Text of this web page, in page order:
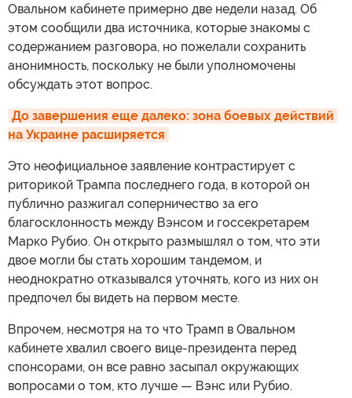
Овальном кабинете примерно две недели назад. Об
этом сообщили два источника, которые знакомы с
содержанием разговора, но пожелали сохранить
анонимность, поскольку не были уполномочены
обсуждать этот вопрос.
До завершения еще далеко: зона боевых действий
на Украине расширяется
Это неофициальное заявление контрастирует с
риторикой Трампа последнего года, в которой он
публично разжигал соперничество за его
благосклонность между Вэнсом и госсекретарем
Марко Рубио. Он открыто размышлял о том, что эти
двое могли бы стать хорошим тандемом, и
неоднократно отказывался уточнять, кого из них он
предпочел бы видеть на первом месте.
Впрочем, несмотря на то что Трамп в Овальном
кабинете хвалил своего вице-президента перед
спонсорами, он все равно засыпал окружающих
вопросами о том, кто лучше — Вэнс или Рубио.